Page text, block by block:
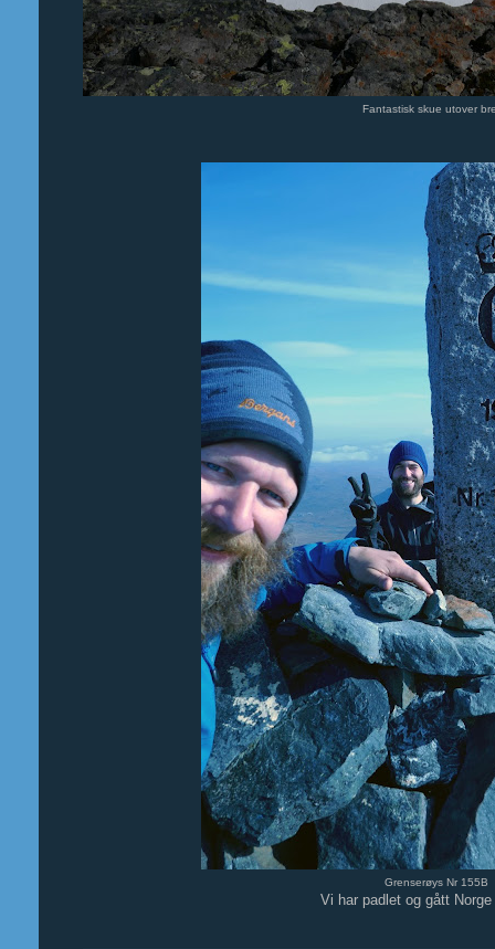
Fantastisk skue utover
Grenserøys Nr 155B
Vi har padlet og gått